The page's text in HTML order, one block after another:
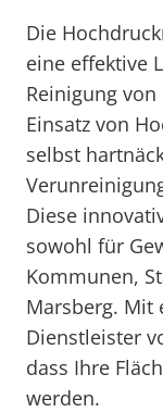
Die
eine effektive
Reinigung
Einsatz von
selbst
Diese
sowohl für
Kommunen,
Marsberg. Mit
Dienstleister
dass Ihre
werden.